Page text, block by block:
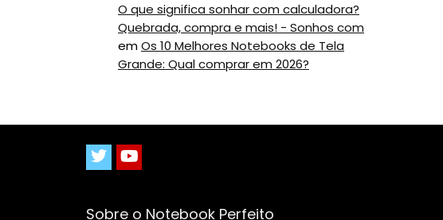
O que significa sonhar com calculadora?
Quebrada, compra e mais! - Sonhos com
emOs 10 Melhores Notebooks de Tela
Grande: Qual comprar em 2026?
Sobre o Notebook Perfeito